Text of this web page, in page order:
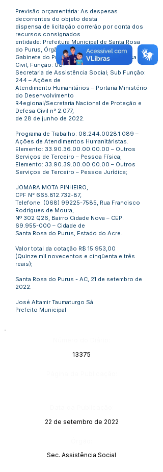
Previsão orçamentária: As despesas
decorrentes do objeto desta
dispensa de licitação correrão por conta dos
recursos consignados
entidade: Prefeitura Municipal de Santa Rosa
do Purus, Órgão – 01
Gabinete do Prefeito; Unidade: 03 – Defesa
Civil, Função: 08-
Secretaria de Assistência Social; Sub Função:
244 – Ações de
Atendimento Humanitários – Portaria Ministério
do Desenvolvimento
R4egional/Secretaria Nacional de Proteção e
Defesa Civil n° 2.077,
de 28 de junho de 2022.
Programa de Trabalho: 08.244.0028.1.089 –
Ações de Atendimentos Humanitáristas.
Elemento: 33.90.36.00.00.00.00 – Outros
Serviços de Terceiro – Pessoa Física;
Elemento: 33.90.39.00.00.00.00 – Outros
Serviços de Terceiro – Pessoa Jurídica;
JOMARA MOTA PINHEIRO,
CPF N° 665.812.732-87,
Telefone: (068) 99225-7585, Rua Francisco
Rodrigues de Moura,
Nº 302 Q26, Bairro Cidade Nova – CEP.
69.955-000 – Cidade de
Santa Rosa do Purus, Estado do Acre.
Valor total da cotação R$ 15.953,00
(Quinze mil novecentos e cinqüenta e três
reais);
Santa Rosa do Purus - AC, 21 de setembro de
2022.
José Altamir Taumaturgo Sá
Prefeito Municipal
13375
22 de setembro de 2022
Sec. Assistência Social